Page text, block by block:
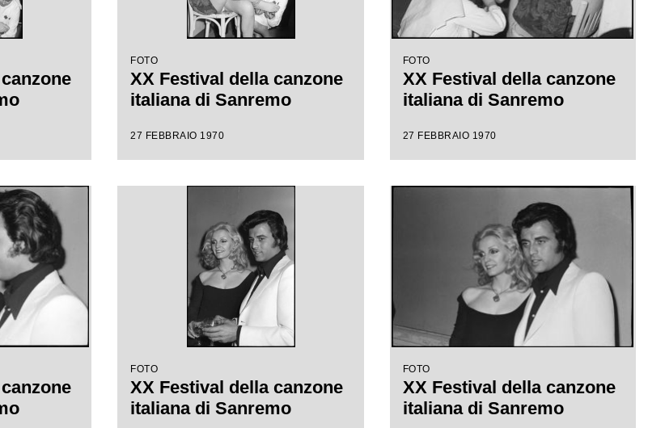
FOTO
XX Festival della canzone
italiana di Sanremo
27 FEBBRAIO 1970
FOTO
XX Festival della canzone
italiana di Sanremo
27 FEBBRAIO 1970
FOTO
XX Festival della canzone
italiana di Sanremo
FOTO
XX Festival della canzone
italiana di Sanremo